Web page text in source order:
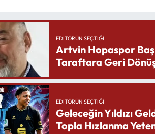
EDITÖRÜN SEÇTIĞI
Artvin Hopaspor
Taraftara Geri
EDITÖRÜN SEÇTIĞI
Geleceğin Yıldızı
Topla Hızlanma